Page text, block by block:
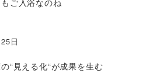
日
“見える化“が成果を生む